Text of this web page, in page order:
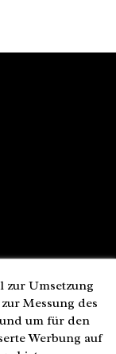
zur Umsetzung
Messung des
um für den
Werbung auf